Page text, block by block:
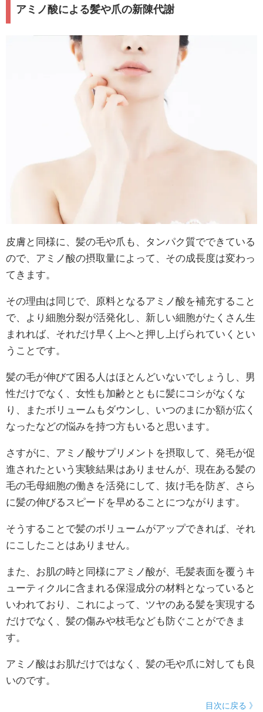
アミノ酸による髪や爪の新陳代謝
皮膚と同様に、髪の毛や爪も、タンパク質でできている
ので、アミノ酸の摂取量によって、その成長度は変わっ
てきます。
その理由は同じで、原料となるアミノ酸を補充すること
で、より細胞分裂が活発化し、新しい細胞がたくさん生
まれれば、それだけ早く上へと押し上げられていくとい
うことです。
髪の毛が伸びて困る人はほとんどいないでしょうし、男
性だけでなく、女性も加齢とともに髪にコシがなくな
り、またボリュームもダウンし、いつのまにか額が広く
なったなどの悩みを持つ方もいると思います。
さすがに、アミノ酸サプリメントを摂取して、発毛が促
進されたという実験結果はありませんが、現在ある髪の
毛の毛母細胞の働きを活発にして、抜け毛を防ぎ、さら
に髪の伸びるスピードを早めることにつながります。
そうすることで髪のボリュームがアップできれば、それ
にこしたことはありません。
また、お肌の時と同様にアミノ酸が、毛髪表面を覆うキ
ューティクルに含まれる保湿成分の材料となっていると
いわれており、これによって、ツヤのある髪を実現する
だけでなく、髪の傷みや枝毛なども防ぐことができま
す。
アミノ酸はお肌だけではなく、髪の毛や爪に対しても良
いのです。
目次に戻る 》